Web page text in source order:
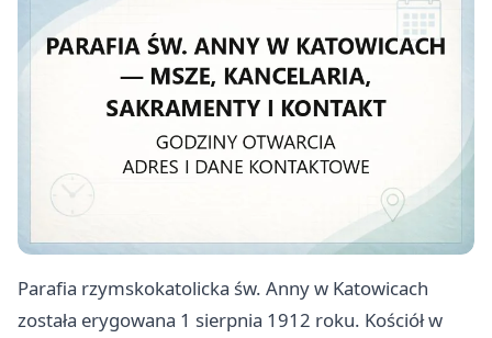
Parafia rzymskokatolicka św. Anny w Katowicach
została erygowana 1 sierpnia 1912 roku. Kościół w